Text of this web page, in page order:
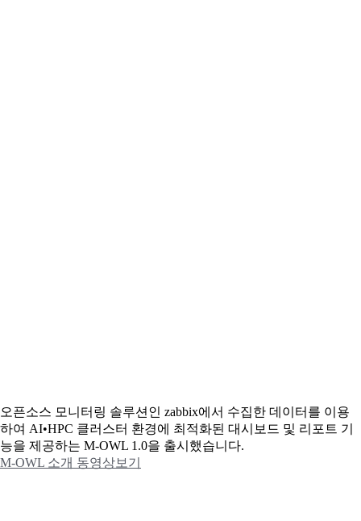
오픈소스 모니터링 솔루션인 zabbix에서 수집한 데이터를 이용
하여 AI•HPC 클러스터 환경에 최적화된 대시보드 및 리포트 기
능을 제공하는 M-OWL 1.0을 출시했습니다.
M-OWL 소개 동영상보기